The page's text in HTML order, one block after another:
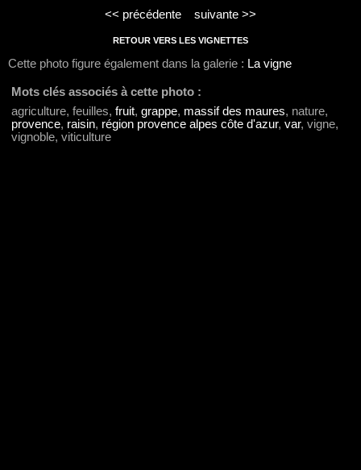
<< précédente suivante >>
RETOUR VERS LES VIGNETTES
Cette photo figure également dans la galerie : La vigne
Mots clés associés à cette photo :
agriculture, feuilles, fruit, grappe, massif des maures, nature,
provence, raisin, région provence alpes côte d'azur, var, vigne,
vignoble, viticulture